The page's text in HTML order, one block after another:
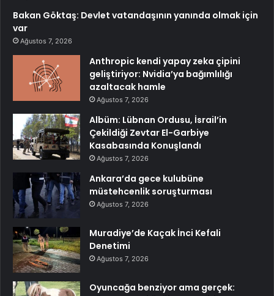
Bakan Göktaş: Devlet vatandaşının yanında olmak için
var
Ağustos 7, 2026
Anthropic kendi yapay zeka çipini
geliştiriyor: Nvidia’ya bağımlılığı
azaltacak hamle
Ağustos 7, 2026
Albüm: Lübnan Ordusu, İsrail’in
Çekildiği Zevtar El-Garbiye
Kasabasında Konuşlandı
Ağustos 7, 2026
Ankara’da gece kulubüne
müstehcenlik soruşturması
Ağustos 7, 2026
Muradiye’de Kaçak İnci Kefali
Denetimi
Ağustos 7, 2026
Oyuncağa benziyor ama gerçek: